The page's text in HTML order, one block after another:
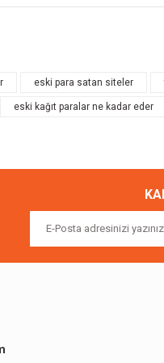
görüntülenemiyor.
bulunuyor.
eski para satan siteler
eski kağıt paralar ne kadar eder